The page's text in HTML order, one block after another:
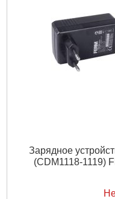
Зарядное
(CDM1118-1119)